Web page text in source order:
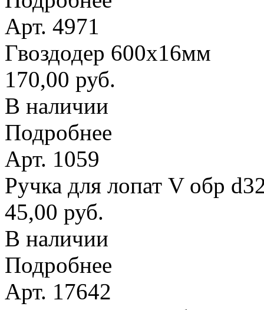
Арт. 4971
Гвоздодер 600х16мм
170,00 руб.
В наличии
Подробнее
Арт. 1059
Ручка для лопат V обр
45,00 руб.
В наличии
Подробнее
Арт. 17642